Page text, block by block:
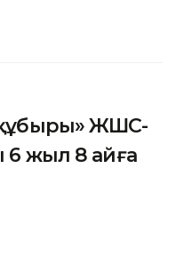
ЖШС-
6 жыл 8 айға